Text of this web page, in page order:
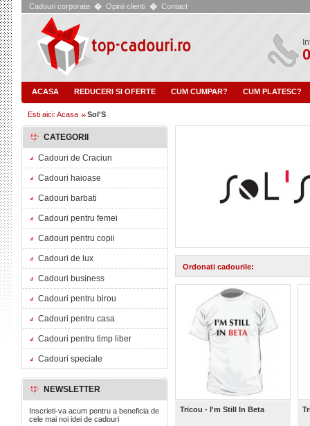
Cadouri corporate � Opinii clienti � Contact
ACASA REDUCERI SI OFERTE CUM CUMPAR? CUM PLATESC?
Esti aici: Acasa Sol'S
CATEGORII
Cadouri de Craciun
Cadouri haioase
Cadouri barbati
Cadouri pentru femei
Cadouri pentru copii
Cadouri de lux
Cadouri business
Cadouri pentru birou
Cadouri pentru casa
Cadouri pentru timp liber
Cadouri speciale
NEWSLETTER
Inscrieti-va acum pentru a beneficia de
cele mai noi idei de cadouri
Ordonati cadourile:
Tricou - I'm Still In Beta